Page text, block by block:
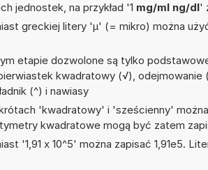
jednostek, na przykład '1 mg/ml ng/dl'
greckiej litery 'µ' (= mikro) można
etapie dozwolone są tylko
kwadratowy (√),
(^) i nawiasy
'kwadratowy' i 'sześcienny'
kwadratowe mogą być zatem
'1,91 x 10^5' można zapisać 1,91e5.